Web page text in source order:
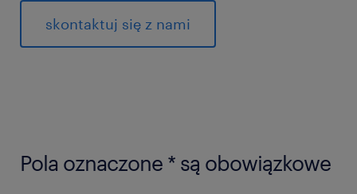
skontaktuj się z nami
Pola oznaczone * są obowiązkowe